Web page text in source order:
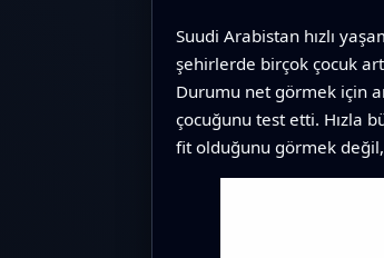
Suudi Arabistan hızlı
şehirlerde birçok çocuk
Durumu net görmek için
çocuğunu test etti. Hızla
fit olduğunu görmek değil,